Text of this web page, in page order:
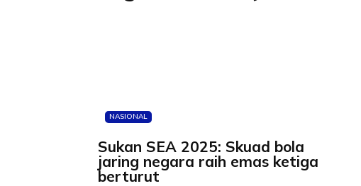
NASIONAL
Sukan SEA 2025: Skuad bola
jaring negara raih emas ketiga
berturut